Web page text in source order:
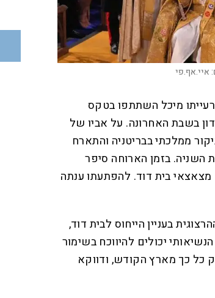
איי.אף.פי
מיכל השתתפו בטקס
בשבת האחרונה. על אביו של
ממלכתי בבריטניה והתארח
השניה. בזמן הארוחה סיפר
בית דוד. להפתעתו ענתה
בעניין הייחוס לבית דוד,
יכולים להיווכח בשימור
כל כך מארץ הקודש, ודווקא